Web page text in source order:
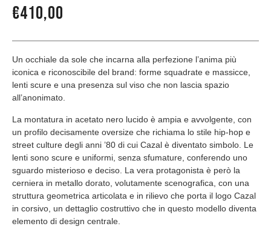
€410,00
Un occhiale da sole che incarna alla perfezione l’anima più
iconica e riconoscibile del brand: forme squadrate e massicce,
lenti scure e una presenza sul viso che non lascia spazio
all’anonimato.
La montatura in acetato nero lucido è ampia e avvolgente, con
un profilo decisamente oversize che richiama lo stile hip-hop e
street culture degli anni ’80 di cui Cazal è diventato simbolo. Le
lenti sono scure e uniformi, senza sfumature, conferendo uno
sguardo misterioso e deciso. La vera protagonista è però la
cerniera in metallo dorato, volutamente scenografica, con una
struttura geometrica articolata e in rilievo che porta il logo Cazal
in corsivo, un dettaglio costruttivo che in questo modello diventa
elemento di design centrale.